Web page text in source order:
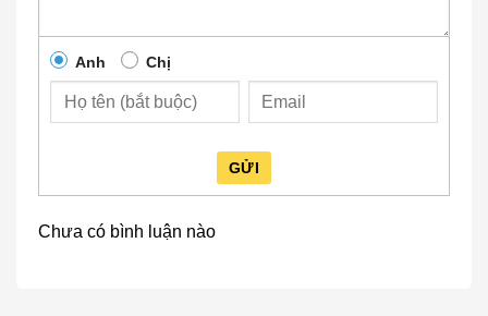
Anh Chị
GỬI
Chưa có bình luận nào